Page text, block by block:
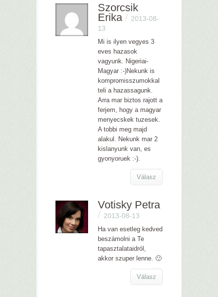
Szorcsik
Erika / 2013-08-
13
Mi is ilyen vegyes 3
eves hazasok
vagyunk. Nigeriai-
Magyar :-)Nekunk is
kompromisszumokkal
teli a hazassagunk.
Arra mar biztos rajott a
ferjem, hogy a magyar
menyecskek tuzesek.
A tobbi meg majd
alakul. Nekunk mar 2
kislanyunk van, es
gyonyoruek :-).
Válasz
Votisky Petra
/ 2013-08-13
Ha van esetleg kedved
beszámolni a Te
tapasztalataidról,
akkor szuper lenne. 🙂
Válasz